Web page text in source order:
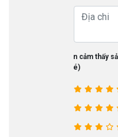
Bạn cảm thấy
nhé)